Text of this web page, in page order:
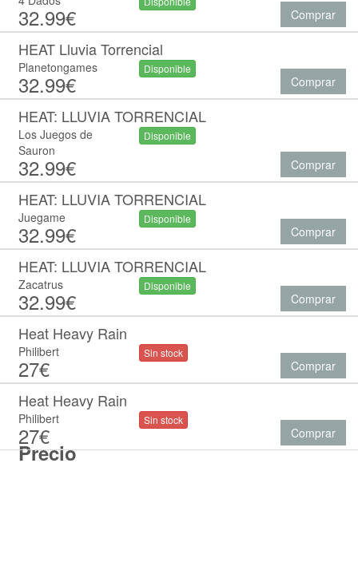
Precio
32.99€ Comprar
HEAT Lluvia Torrencial
Planetongames
32.99€
Disponible
Comprar
HEAT: LLUVIA TORRENCIAL
Los Juegos de
Sauron
32.99€
Disponible
Comprar
HEAT: LLUVIA TORRENCIAL
Juegame
32.99€
Disponible
Comprar
HEAT: LLUVIA TORRENCIAL
Zacatrus
32.99€
Disponible
Comprar
Heat Heavy Rain
Philibert
27€
Sin stock
Comprar
Heat Heavy Rain
Philibert
27€
Sin stock
Comprar